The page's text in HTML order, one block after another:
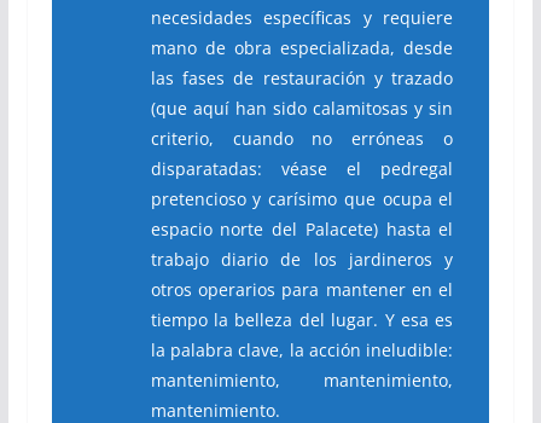
necesidades específicas y requiere
mano de obra especializada, desde
las fases de restauración y trazado
(que aquí han sido calamitosas y sin
criterio, cuando no erróneas o
disparatadas: véase el pedregal
pretencioso y carísimo que ocupa el
espacio norte del Palacete) hasta el
trabajo diario de los jardineros y
otros operarios para mantener en el
tiempo la belleza del lugar. Y esa es
la palabra clave, la acción ineludible:
mantenimiento, mantenimiento,
mantenimiento.